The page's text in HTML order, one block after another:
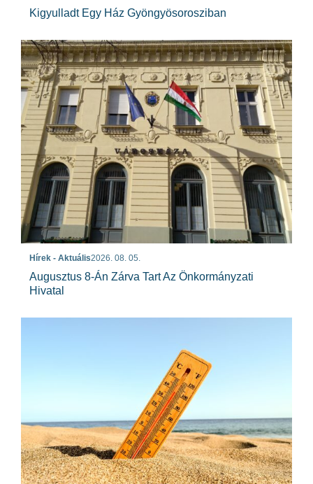
Kigyulladt Egy Ház Gyöngyösorosziban
Hírek - Aktuális2026. 08. 05.
Augusztus 8-Án Zárva Tart Az Önkormányzati
Hivatal